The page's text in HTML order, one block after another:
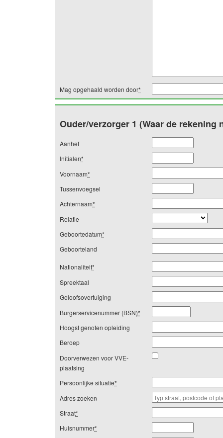
Mag opgehaald worden door*
Ouder/verzorger 1 (Waar de rekening
Aanhef
Initialen*
Voornaam*
Tussenvoegsel
Achternaam*
Relatie
Geboortedatum*
Geboorteland
Nationaliteit*
Spreektaal
Geloofsovertuiging
Burgerservicenummer (BSN)*
Hoogst genoten opleiding
Beroep
Doorverwezen voor VVE-
plaatsing
Persoonlijke situatie*
Adres zoeken
Straat*
Huisnummer*